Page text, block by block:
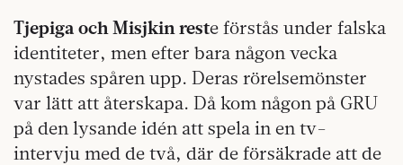
Tjepiga och Misjkin reste förstås under falska
identiteter, men efter bara någon vecka
nystades spåren upp. Deras rörelsemönster
var lätt att återskapa. Då kom någon på GRU
på den lysande idén att spela in en tv-
intervju med de två, där de försäkrade att de